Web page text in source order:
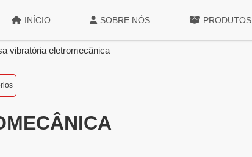
INÍCIO SOBRE NÓS PRODUTOS
vibratória eletromecânica